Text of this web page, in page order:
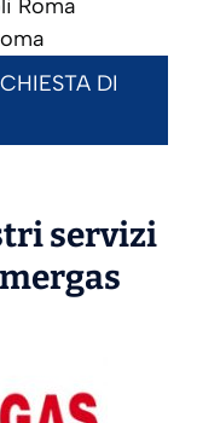
Roma
DI
servizi